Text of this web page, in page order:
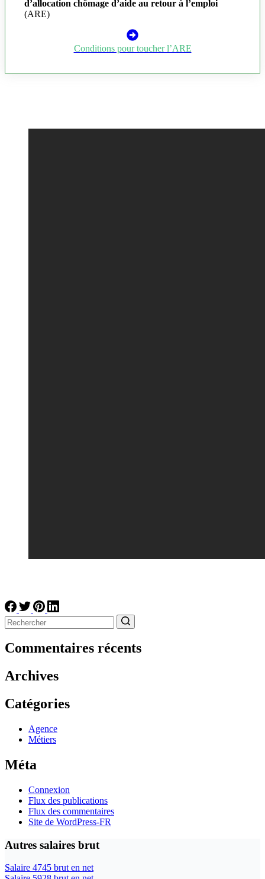
d’allocation chômage d’aide au retour à l’emploi
(ARE)
Conditions pour toucher l’ARE
résultat
Commentaires récents
Archives
Catégories
Agence
Métiers
Méta
Connexion
Flux des publications
Flux des commentaires
Site de WordPress-FR
Autres salaires brut
Salaire 4745 brut en net